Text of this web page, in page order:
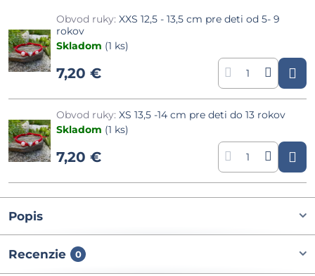
Obvod ruky: XXS 12,5 - 13,5 cm pre deti od 5- 9
rokov
Skladom (1 ks)
7,20 €
Obvod ruky: XS 13,5 -14 cm pre deti do 13 rokov
Skladom (1 ks)
7,20 €
Popis
Recenzie 0